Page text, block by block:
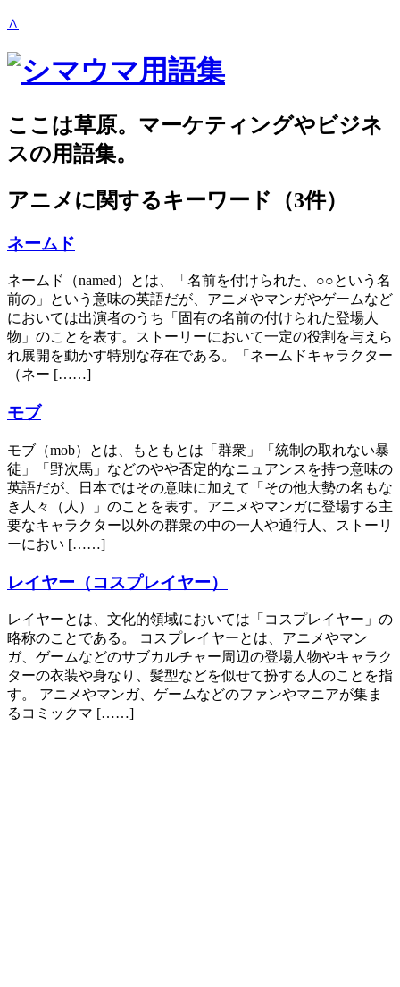
∧
ここは草原。マーケティングやビジネ
スの用語集。
アニメ に関するキーワード（3件）
ネームド
ネームド（named）とは、「名前を付けられた、○○という名
前の」という意味の英語だが、アニメやマンガやゲームなど
においては出演者のうち「固有の名前の付けられた登場人
物」のことを表す。ストーリーにおいて一定の役割を与えら
れ展開を動かす特別な存在である。「ネームドキャラクター
（ネー [……]
モブ
モブ（mob）とは、もともとは「群衆」「統制の取れない暴
徒」「野次馬」などのやや否定的なニュアンスを持つ意味の
英語だが、日本ではその意味に加えて「その他大勢の名もな
き人々（人）」のことを表す。アニメやマンガに登場する主
要なキャラクター以外の群衆の中の一人や通行人、ストーリ
ーにおい [……]
レイヤー（コスプレイヤー）
レイヤーとは、文化的領域においては「コスプレイヤー」の
略称のことである。 コスプレイヤーとは、アニメやマン
ガ、ゲームなどのサブカルチャー周辺の登場人物やキャラク
ターの衣装や身なり、髪型などを似せて扮する人のことを指
す。 アニメやマンガ、ゲームなどのファンやマニアが集ま
るコミックマ [……]